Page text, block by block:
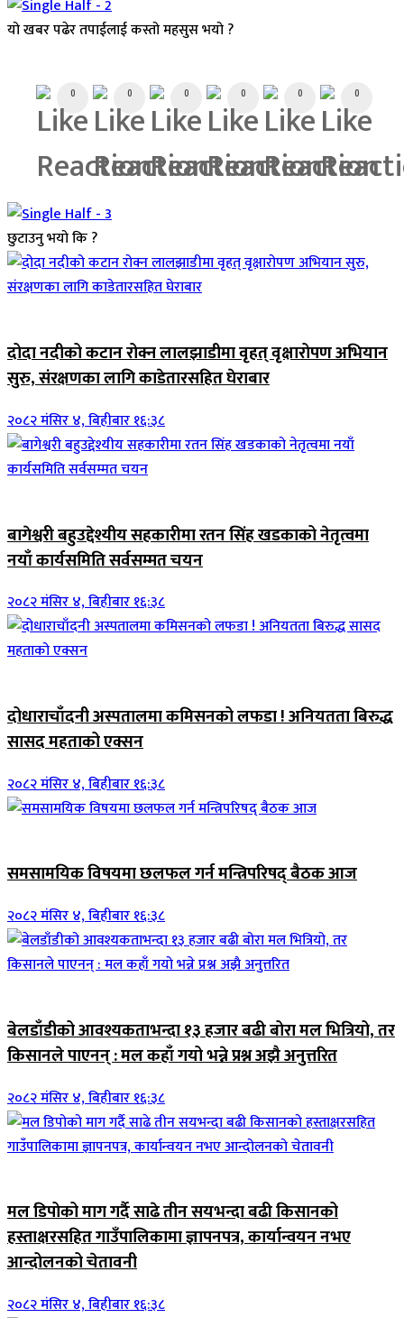
यो खबर पढेर तपाईलाई कस्तो महसुस भयो ?
0 0 0 0 0 0
छुटाउनु भयो कि ?
दोदा नदीको कटान रोक्न लालझाडीमा वृहत् वृक्षारोपण अभियान
सुरु, संरक्षणका लागि काडेतारसहित घेराबार
२०८२ मंसिर ४, बिहीबार १६:३८
बागेश्वरी बहुउद्देश्यीय सहकारीमा रतन सिंह खडकाको नेतृत्वमा
नयाँ कार्यसमिति सर्वसम्मत चयन
२०८२ मंसिर ४, बिहीबार १६:३८
दोधाराचाँदनी अस्पतालमा कमिसनको लफडा ! अनियतता बिरुद्ध
सासद महताको एक्सन
२०८२ मंसिर ४, बिहीबार १६:३८
समसामयिक विषयमा छलफल गर्न मन्त्रिपरिषद् बैठक आज
२०८२ मंसिर ४, बिहीबार १६:३८
बेलडाँडीको आवश्यकताभन्दा १३ हजार बढी बोरा मल भित्रियो, तर
किसानले पाएनन् : मल कहाँ गयो भन्ने प्रश्न अझै अनुत्तरित
२०८२ मंसिर ४, बिहीबार १६:३८
मल डिपोको माग गर्दै साढे तीन सयभन्दा बढी किसानको
हस्ताक्षरसहित गाउँपालिकामा ज्ञापनपत्र, कार्यान्वयन नभए
आन्दोलनको चेतावनी
२०८२ मंसिर ४, बिहीबार १६:३८